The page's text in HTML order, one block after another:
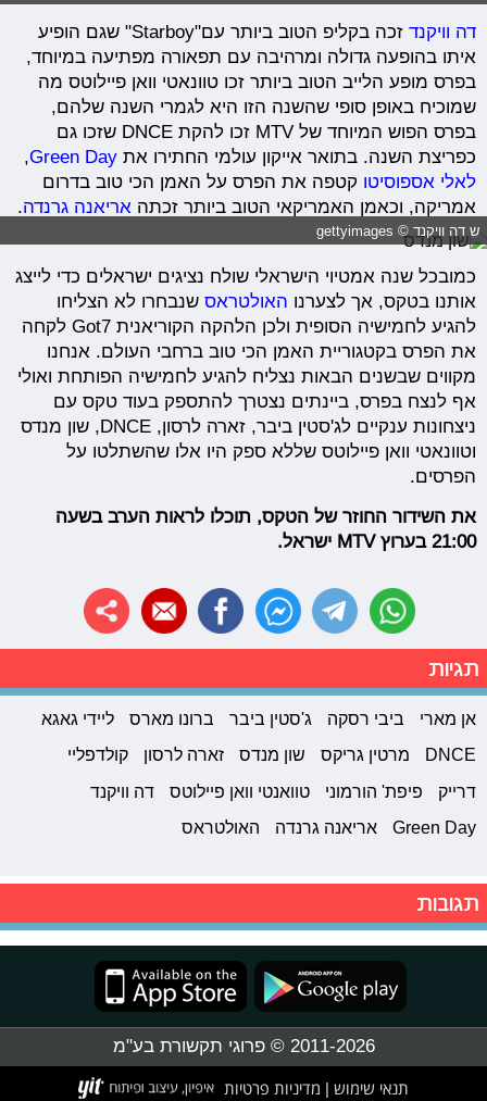
דה וויקנד
זכה בקליפ הטוב ביותר עם"Starboy" שגם הופיע
איתו בהופעה גדולה ומרהיבה עם תפאורה מפתיעה במיוחד,
בפרס מופע הלייב הטוב ביותר זכו טוונאטי וואן פיילוטס מה
שמוכיח באופן סופי שהשנה הזו היא לגמרי השנה שלהם,
בפרס הפוש המיוחד של MTV זכו להקת DNCE שזכו גם
כפריצת השנה. בתואר אייקון עולמי החתירו אתGreen Day
,
לאלי אספוסיטו קטפה את הפרס על האמן הכי טוב בדרום
אמריקה, וכאמן האמריקאי הטוב ביותר זכתהאריאנה גרנדה.
ש דה וויקנד © gettyimages
כמובכל שנה אמטיוי הישראלי שולח נציגים ישראלים כדי לייצג
אותנו בטקס, אך לצערנו האולטראס שנבחרו לא הצליחו
להגיע לחמישיה הסופית ולכן הלהקה הקוריאנית Got7 לקחה
את הפרס בקטגוריית האמן הכי טוב ברחבי העולם. אנחנו
מקווים שבשנים הבאות נצליח להגיע לחמישיה הפותחת ואולי
אף לנצח בפרס, ביינתים נצטרך להתספק בעוד טקס עם
ניצחונות ענקיים לג'סטין ביבר, זארה לרסון, DNCE, שון מנדס
וטוונאטי וואן פיילוטס שללא ספק היו אלו שהשתלטו על
הפרסים.
את השידור החוזר של הטקס, תוכלו לראות הערב בשעה
21:00 בערוץ MTV ישראל.
תגיות
אן מארי ביבי רסקה ג'סטין ביבר ברונו מארס
ליידי גאגא
DNCE
מרטין גריקס שון מנדס זארה לרסון
קולדפליי
דרייק
פיפת' הורמוני טוואנטי וואן פיילוטס
דה וויקנד
Green Day
אריאנה גרנדה האולטראס
תגובות
2011-2026 © פרוגי תקשורת בע"מ
תנאי שימוש | מדיניות פרטיות